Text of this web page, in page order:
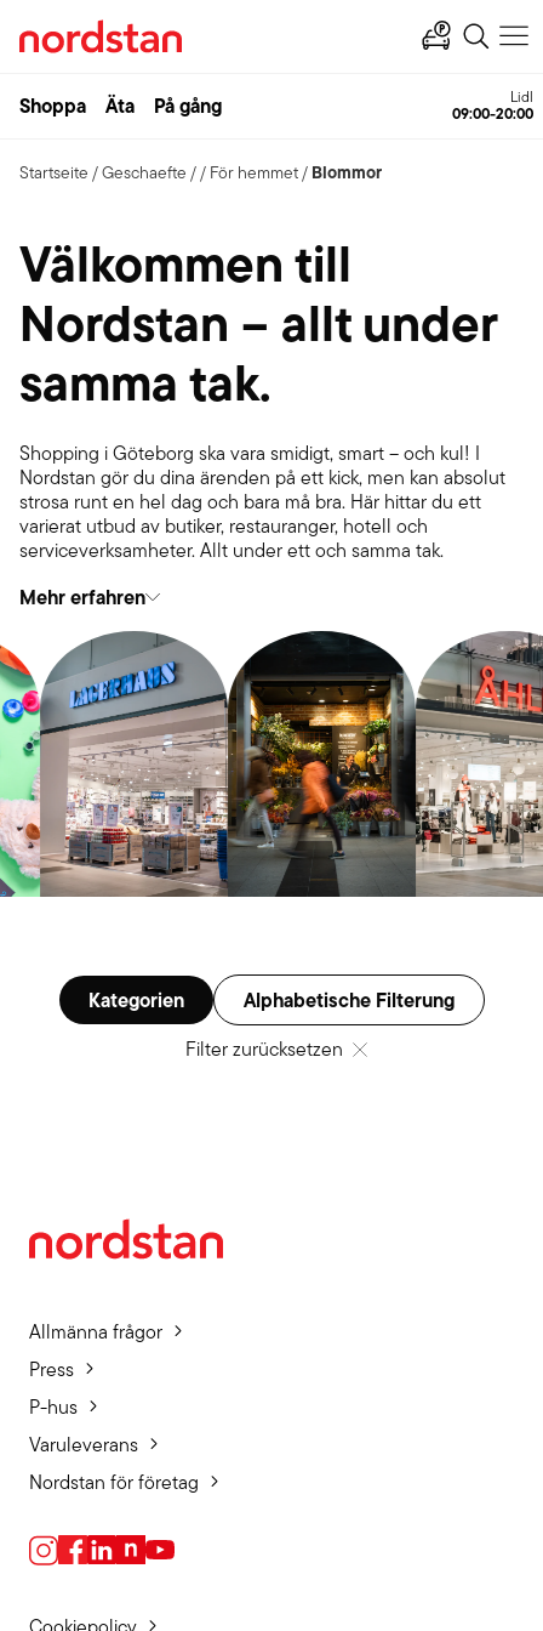
Shoppa Äta På gång Lidl
09:00-20:00
Startseite /Geschaefte // För hemmet/ Blommor
Välkommen till
Nordstan – allt under
samma tak.
Shopping i Göteborg ska vara smidigt, smart – och kul! I
Nordstan gör du dina ärenden på ett kick, men kan absolut
strosa runt en hel dag och bara må bra. Här hittar du ett
varierat utbud av butiker, restauranger, hotell och
serviceverksamheter. Allt under ett och samma tak.
Mehr erfahren
Kategorien Alphabetische Filterung
Filter zurücksetzen
Allmänna frågor
Press
P-hus
Varuleverans
Nordstan för företag